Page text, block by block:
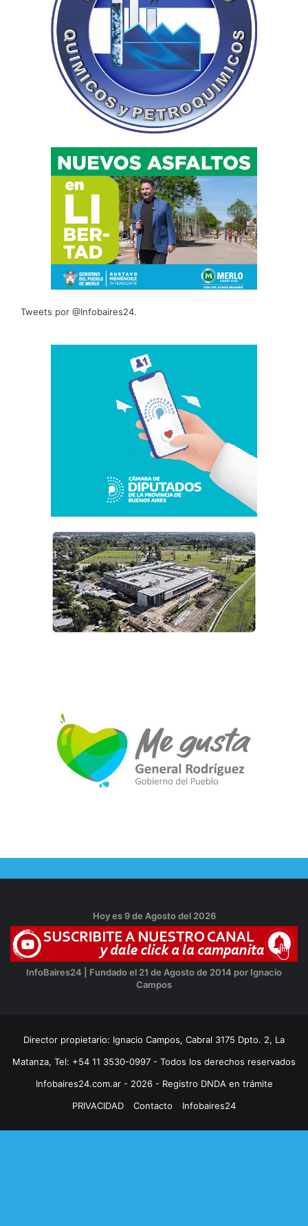
Tweets por @Infobaires24.
Hoy es 9 de Agosto del 2026
InfoBaires24 | Fundado el 21 de Agosto de 2014 por Ignacio
Campos
Director propietario: Ignacio Campos, Cabral 3175 Dpto. 2, La
Matanza, Tel: +54 11 3530-0997 - Todos los derechos reservados
Infobaires24.com.ar - 2026 - Registro DNDA en trámite
PRIVACIDAD
Contacto Infobaires24